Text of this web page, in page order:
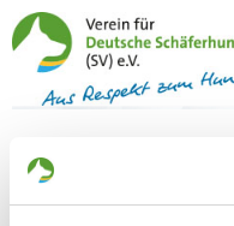
OG -